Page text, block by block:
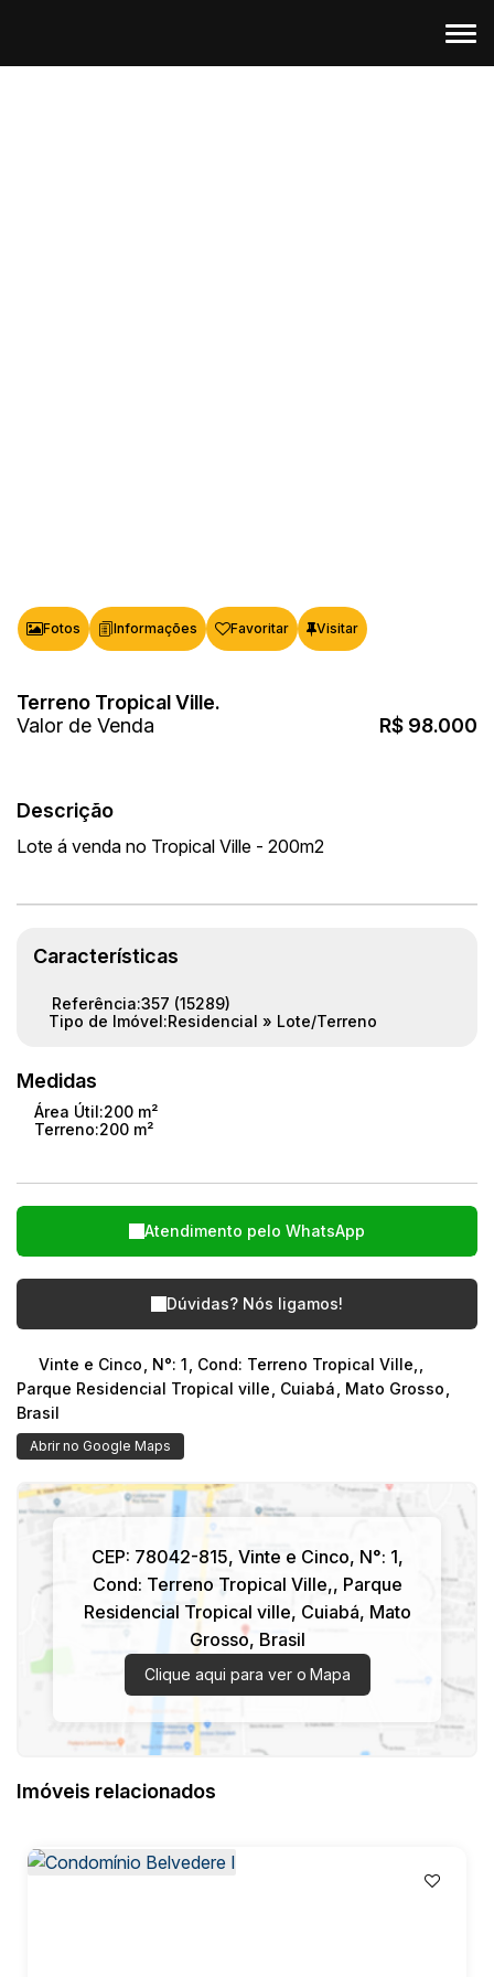
Fotos Favoritar
Terreno Tropical Ville.
R$ 98.000
Valor de Venda
Descrição
Lote á venda no Tropical Ville - 200m2
Características
Referência:357 (15289)
Tipo de Imóvel:Residencial » Lote/Terreno
Medidas
Área Útil:200 m²
Terreno:200 m²
Atendimento pelo WhatsApp
Dúvidas? Nós ligamos!
Vinte e Cinco N°: 1 Cond: Terreno Tropical Ville,
Parque Residencial Tropical ville
Cuiabá Mato Grosso
Brasil
Abrir no Google Maps
CEP: 78042-815, Vinte e Cinco, N°: 1,
Cond: Terreno Tropical Ville,, Parque
Residencial Tropical ville, Cuiabá, Mato
Grosso, Brasil
Clique aqui para ver o Mapa
Imóveis relacionados